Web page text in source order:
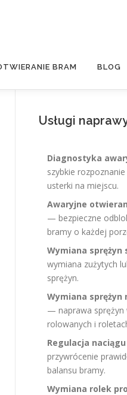
BRAM BLOG
Usługi
Diagnostyka
szybkie
usterki na miejscu.
Awaryjne
— bezpieczne
bramy o każdej
Wymiana sprężyn
wymiana zużytych
sprężyn.
Wymiana sprężyn
— naprawa sprężyn
rolowanych i
Regulacja
przywrócenie
balansu bramy.
Wymiana rolek